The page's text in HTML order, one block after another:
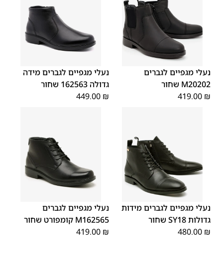
40
41
42
43
44
נעלי מגפיים לגברים
M20202 שחור
419.00 ₪
נעלי מגפיים לגברים מידה
גדולה 162563 שחור
449.00 ₪
נעלי מגפיים לגברים מידות
גדולות SY18 שחור
480.00 ₪
40
41
נעלי מגפיים לגברים
M162565 קומפורט שחור
419.00 ₪